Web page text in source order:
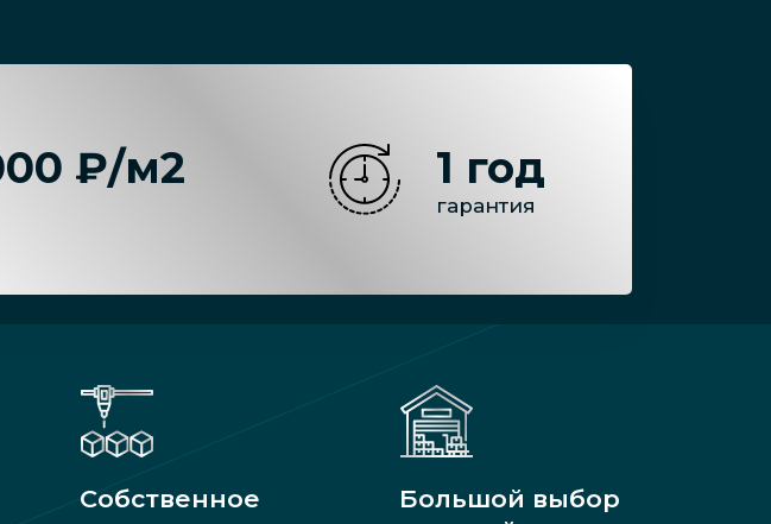
₽/м2 1 год
гарантия
Собственное
Большой выбор